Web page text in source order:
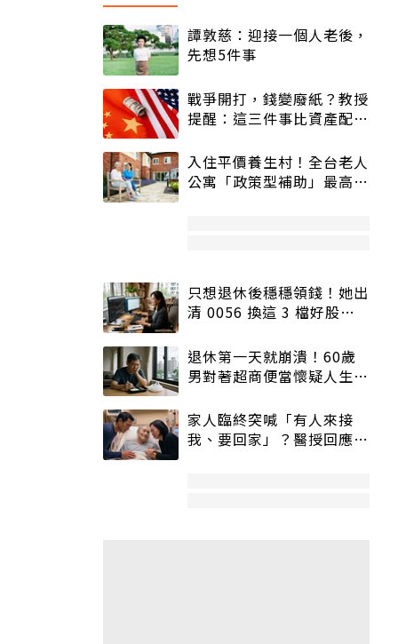
譚敦慈：迎接一個人老後，
先想5件事
戰爭開打，錢變廢紙？教授
提醒：這三件事比資產配置
入住平價養生村！全台老人
公寓「政策型補助」最高打
只想退休後穩穩領錢！她出
清 0056 換這 3 檔好股：
退休第一天就崩潰！60歲
男對著超商便當懷疑人生
家人臨終突喊「有人來接
我、要回家」？醫授回應方